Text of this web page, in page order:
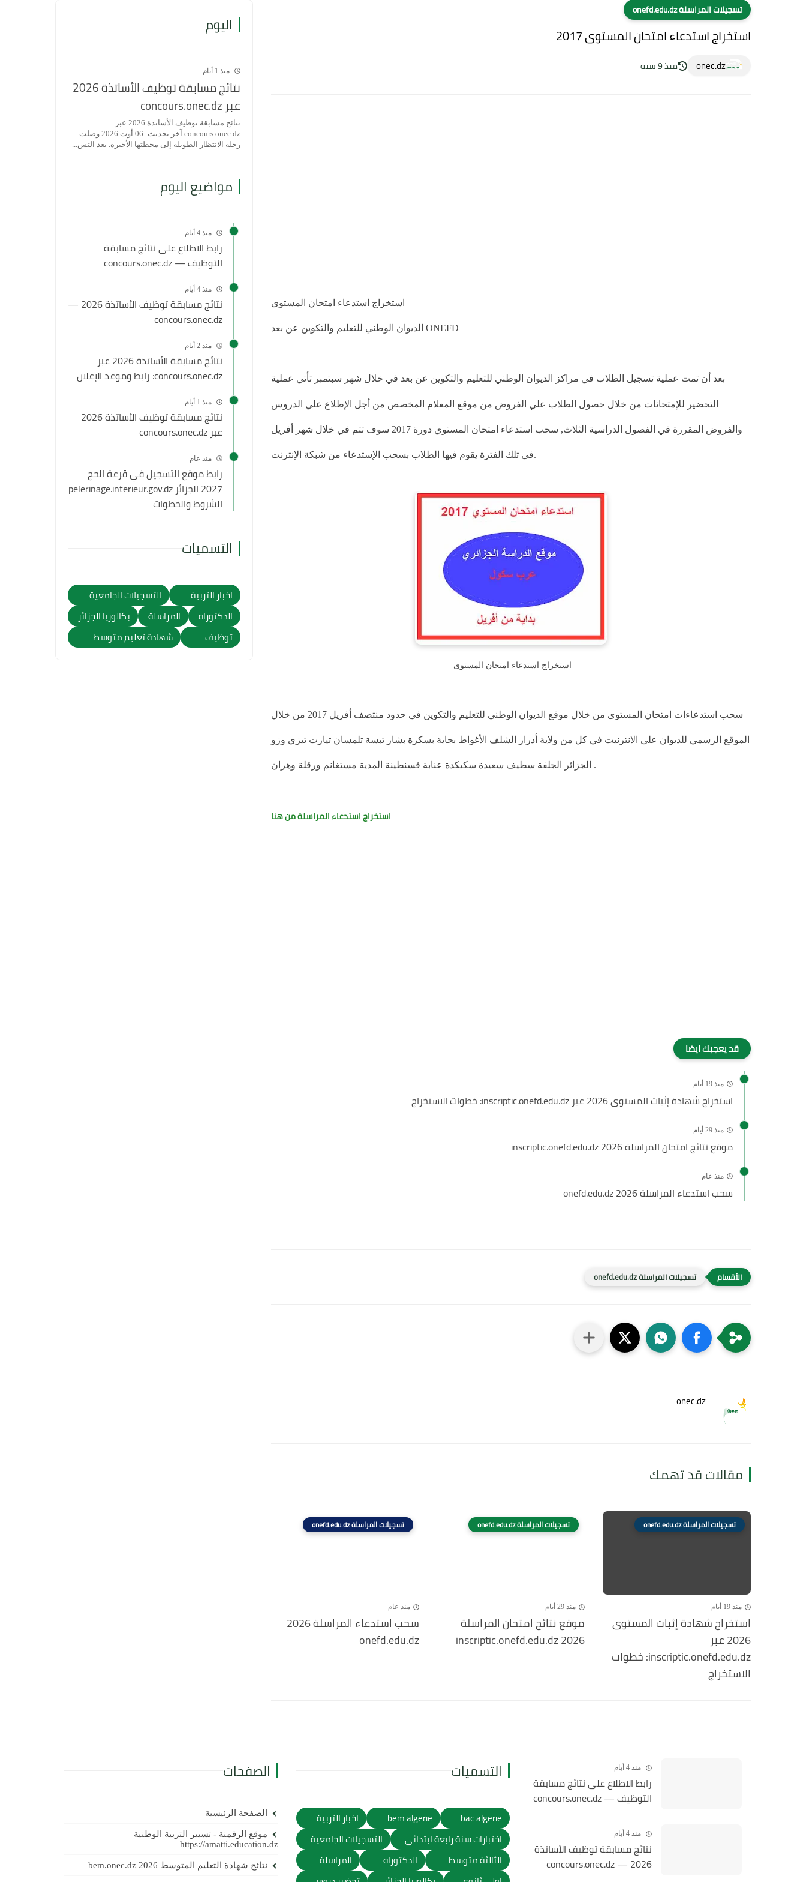
تسجيلات المراسلة onefd.edu.dz
استخراج استدعاء امتحان المستوى 2017
onec.dz منذ 9 سنة
استخراج استدعاء امتحان المستوى
الديوان الوطني للتعليم والتكوين عن بعد ONEFD
بعد أن تمت عملية تسجيل الطلاب في مراكز الديوان الوطني للتعليم والتكوين عن بعد في خلال شهر سبتمبر تأتي عملية
التحضير للإمتحانات من خلال حصول الطلاب علي الفروض من موقع المعلام المخصص من أجل الإطلاع علي الدروس
والفروض المقررة في الفصول الدراسية الثلاث, سحب استدعاء امتحان المستوي دورة 2017 سوف تتم في خلال شهر أفريل
في تلك الفترة يقوم فيها الطلاب بسحب الإستدعاء من شبكة الإنترنت.
استخراج استدعاء امتحان المستوى
سحب استدعاءات امتحان المستوى من خلال موقع الديوان الوطني للتعليم والتكوين في حدود منتصف أفريل 2017 من خلال
الموقع الرسمي للديوان على الانترنيت في كل من ولاية أدرار الشلف الأغواط بجاية بسكرة بشار تبسة تلمسان تيارت تيزي وزو
الجزائر الجلفة سطيف سعيدة سكيكدة عنابة قسنطينة المدية مستغانم ورقلة وهران .
استخراج استدعاء المراسلة من هنا
قد يعجبك ايضا
منذ 19 أيام
استخراج شهادة إثبات المستوى 2026 عبر inscriptic.onefd.edu.dz: خطوات الاستخراج
منذ 29 أيام
موقع نتائج امتحان المراسلة 2026 inscriptic.onefd.edu.dz
منذ عام
سحب استدعاء المراسلة 2026 onefd.edu.dz
تسجيلات المراسلة onefd.edu.dz
onec.dz
مقالات قد تهمك
تسجيلات المراسلة onefd.edu.dz
منذ 19 أيام
استخراج شهادة إثبات المستوى
2026 عبر
inscriptic.onefd.edu.dz: خطوات
الاستخراج
تسجيلات المراسلة onefd.edu.dz
منذ 29 أيام
موقع نتائج امتحان المراسلة
2026 inscriptic.onefd.edu.dz
تسجيلات المراسلة onefd.edu.dz
منذ عام
سحب استدعاء المراسلة 2026
onefd.edu.dz
اليوم
منذ 1 أيام
نتائج مسابقة توظيف الأساتذة 2026
عبر concours.onec.dz
نتائج مسابقة توظيف الأساتذة 2026 عبر
concours.onec.dz آخر تحديث: 06 أوت 2026 وصلت
رحلة الانتظار الطويلة إلى محطتها الأخيرة. بعد التس...
مواضيع اليوم
منذ 4 أيام
رابط الاطلاع على نتائج مسابقة
التوظيف — concours.onec.dz
منذ 4 أيام
نتائج مسابقة توظيف الأساتذة 2026 —
concours.onec.dz
منذ 2 أيام
نتائج مسابقة الأساتذة 2026 عبر
concours.onec.dz: رابط وموعد الإعلان
منذ 1 أيام
نتائج مسابقة توظيف الأساتذة 2026
عبر concours.onec.dz
منذ عام
رابط موقع التسجيل في قرعة الحج
2027 الجزائر pelerinage.interieur.gov.dz
الشروط والخطوات
التسميات
اخبار التربية
التسجيلات الجامعية
الدكتوراه
المراسلة
بكالوريا الجزائر
توظيف
شهادة تعليم متوسط
منذ 4 أيام
رابط الاطلاع على نتائج مسابقة
التوظيف — concours.onec.dz
منذ 4 أيام
نتائج مسابقة توظيف الأساتذة
2026 — concours.onec.dz
التسميات
bac algerie
bem algerie
اخبار التربية
اختبارات سنة رابعة ابتدائي
التسجيلات الجامعية
الثالثة متوسط
الدكتوراه
المراسلة
الصفحات
الصفحة الرئيسية
موقع الرقمنة - تسيير التربية الوطنية
https://amatti.education.dz
نتائج شهادة التعليم المتوسط 2026 bem.onec.dz